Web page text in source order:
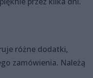
różne dodatki,
zamówienia. Należą